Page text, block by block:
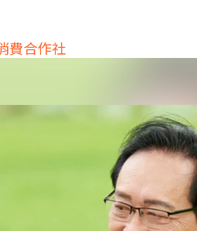
費合作社